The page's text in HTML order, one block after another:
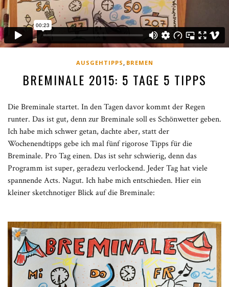
AUSGEHTIPPS , BREMEN
BREMINALE 2015: 5 TAGE 5 TIPPS
Die Breminale startet. In den Tagen davor kommt der Regen
runter. Das ist gut, denn zur Breminale soll es Schönwetter geben.
Ich habe mich schwer getan, dachte aber, statt der
Wochenendtipps gebe ich mal fünf rigorose Tipps für die
Breminale. Pro Tag einen. Das ist sehr schwierig, denn das
Programm ist super, geradezu verlockend. Jeder Tag hat viele
spannende Acts. Nagut. Ich habe mich entschieden. Hier ein
kleiner sketchnotiger Blick auf die Breminale: